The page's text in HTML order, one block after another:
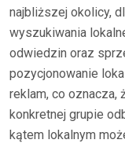
najbliższej okolicy,
wyszukiwania
odwiedzin oraz
pozycjonowanie
reklam, co oznacza,
konkretnej grupie
kątem lokalnym